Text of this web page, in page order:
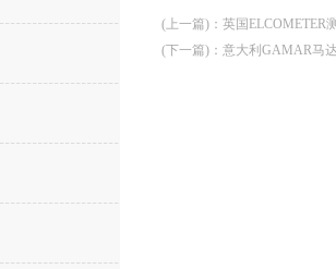
(上一篇) ： 英国ELCOMETER
(下一篇) ： 意大利GAMAR马